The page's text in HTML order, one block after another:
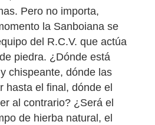
Pero no importa,
la Sanboiana se
del R.C.V. que actúa
piedra. ¿Dónde está
chispeante, dónde las
hasta el final, dónde el
al contrario? ¿Será el
de hierba natural, el